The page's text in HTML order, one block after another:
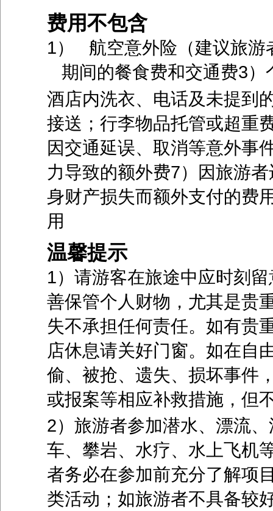
费用不包含
1） 航空意外险（建议旅游
期间的餐食费和交通费3）
酒店内洗衣、电话及未提到
接送；行李物品托管或超重
因交通延误、取消等意外事
力导致的额外费7）因旅游
身财产损失而额外支付的费
用
温馨提示
1）请游客在旅途中应时刻
善保管个人财物，尤其是贵
失不承担任何责任。如有贵
店休息请关好门窗。如在自
偷、被抢、遗失、损坏事件
或报案等相应补救措施，但
2）旅游者参加潜水、漂流
车、攀岩、水疗、水上飞机
者务必在参加前充分了解项
类活动；如旅游者不具备较